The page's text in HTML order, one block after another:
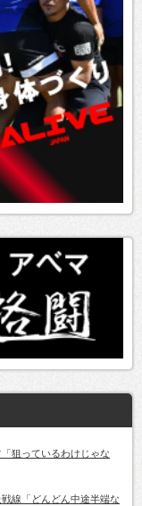
狙っているわけじゃな
線「どんどん中途半端な